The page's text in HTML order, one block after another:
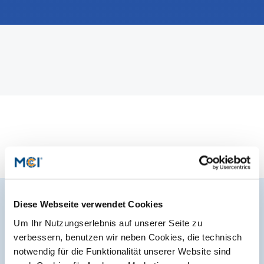
Diese Webseite verwendet Cookies
Um Ihr Nutzungserlebnis auf unserer Seite zu
verbessern, benutzen wir neben Cookies, die technisch
notwendig für die Funktionalität unserer Website sind
Forschung am MCI
Micro Degrees
Management-Seminare
Technische Weiterbildung
Maßgeschneiderte Programme
Der MCI Newsletter
Jederzeit up-to-date und den möglicherweise
entscheidenden Schritt voraus.